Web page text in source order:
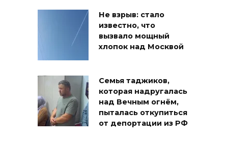
Не взрыв: стало
известно, что
вызвало мощный
хлопок над Москвой
Семья таджиков,
которая надругалась
над Вечным огнём,
пыталась откупиться
от депортации из РФ